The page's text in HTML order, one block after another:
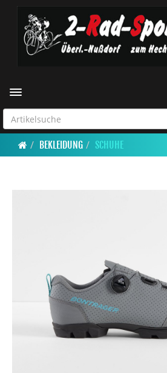
Toggle navigation
BEKLEIDUNG SCHUHE